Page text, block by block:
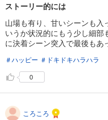
ストーリー的には
山場も有り、甘いシーンも入
いうか状況的にもう少し細
に決着シーン突入で最後もあ
＃ハッピー ＃ドキドキハラハラ
0
ころころ